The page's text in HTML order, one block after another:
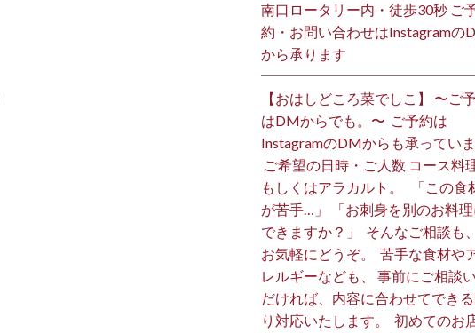
南口ロータリー内・徒歩30秒 ご
約・お問い合わせはInstagramの
から承ります ⁡
【おはしどころ菜でしこ】 〜ご
はDMからでも。〜 ⁡ ご予約は
InstagramのDMからも承ってい
ご希望の日時・ご人数 コース料
もしくはアラカルト。 ⁡ ⁡ 「この食
が苦手…」 「お刺身を別のお料理
できますか？」 ⁡ そんなご相談も、
お気軽にどうぞ。 ⁡ 苦手な食材や
レルギーなども、 事前にご相談
だければ、内容に合わせてでき
り対応いたします。 ⁡ 初めてのお